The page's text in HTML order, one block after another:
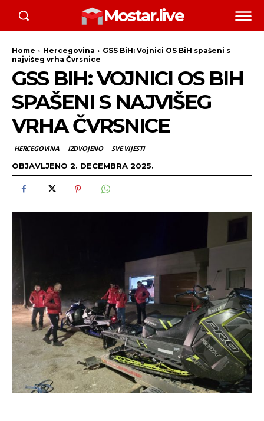
Mostar.live
Home Hercegovina
GSS BiH: Vojnici OS BiH spašeni s
najvišeg vrha Čvrsnice
GSS BIH: VOJNICI OS BIH
SPAŠENI S NAJVIŠEG
VRHA ČVRSNICE
HERCEGOVINA IZDVOJENO SVE VIJESTI
OBJAVLJENO 2. DECEMBRA 2025.